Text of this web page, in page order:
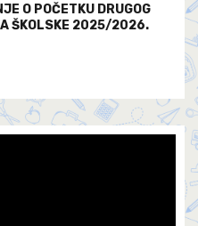
O POČETKU DRUGOG
ŠKOLSKE 2025/2026.